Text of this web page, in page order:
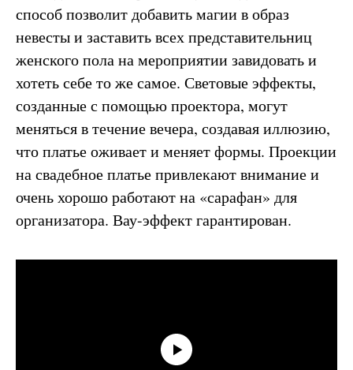
способ позволит добавить магии в образ
невесты и заставить всех представительниц
женского пола на мероприятии завидовать и
хотеть себе то же самое. Световые эффекты,
созданные с помощью проектора, могут
меняться в течение вечера, создавая иллюзию,
что платье оживает и меняет формы. Проекции
на свадебное платье привлекают внимание и
очень хорошо работают на «сарафан» для
организатора. Вау-эффект гарантирован.